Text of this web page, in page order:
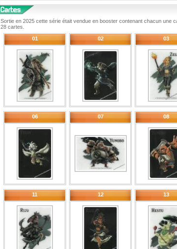
Sortie en 2025 cette série était vendue en booster contenant chacun une
28 cartes.
01
02 03
06 07 08
11 12 13